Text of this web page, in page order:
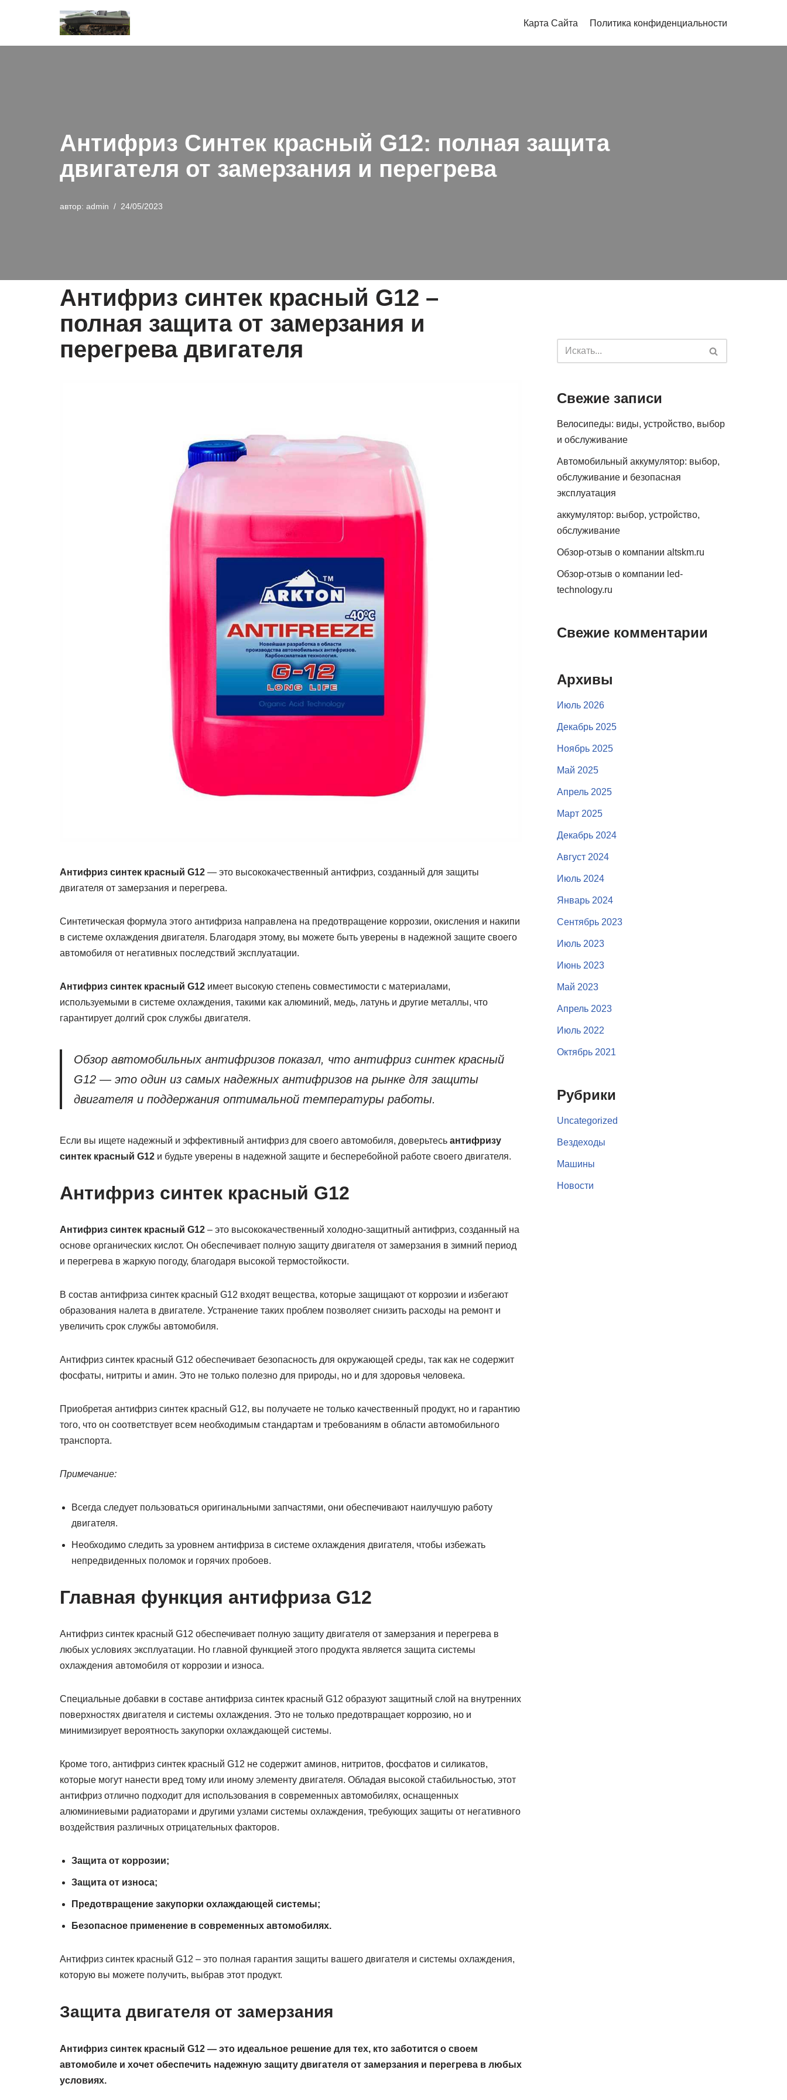
к
Карта Сайта Политика конфиденциальности
Антифриз Синтек красный G12: полная защита
двигателя от замерзания и перегрева
автор: admin 24/05/2023
Антифриз синтек красный G12 –
полная защита от замерзания и
перегрева двигателя
Антифриз синтек красный G12 — это высококачественный антифриз, созданный для защиты
двигателя от замерзания и перегрева.
Синтетическая формула этого антифриза направлена на предотвращение коррозии, окисления и накипи
в системе охлаждения двигателя. Благодаря этому, вы можете быть уверены в надежной защите своего
автомобиля от негативных последствий эксплуатации.
Антифриз синтек красный G12 имеет высокую степень совместимости с материалами,
используемыми в системе охлаждения, такими как алюминий, медь, латунь и другие металлы, что
гарантирует долгий срок службы двигателя.
Обзор автомобильных антифризов показал, что антифриз синтек красный
G12 — это один из самых надежных антифризов на рынке для защиты
двигателя и поддержания оптимальной температуры работы.
Если вы ищете надежный и эффективный антифриз для своего автомобиля, доверьтесь антифризу
синтек красный G12 и будьте уверены в надежной защите и бесперебойной работе своего двигателя.
Антифриз синтек красный G12
Антифриз синтек красный G12 – это высококачественный холодно-защитный антифриз, созданный на
основе органических кислот. Он обеспечивает полную защиту двигателя от замерзания в зимний период
и перегрева в жаркую погоду, благодаря высокой термостойкости.
В состав антифриза синтек красный G12 входят вещества, которые защищают от коррозии и избегают
образования налета в двигателе. Устранение таких проблем позволяет снизить расходы на ремонт и
увеличить срок службы автомобиля.
Антифриз синтек красный G12 обеспечивает безопасность для окружающей среды, так как не содержит
фосфаты, нитриты и амин. Это не только полезно для природы, но и для здоровья человека.
Приобретая антифриз синтек красный G12, вы получаете не только качественный продукт, но и гарантию
того, что он соответствует всем необходимым стандартам и требованиям в области автомобильного
транспорта.
Примечание:
Всегда следует пользоваться оригинальными запчастями, они обеспечивают наилучшую работу
двигателя.
Необходимо следить за уровнем антифриза в системе охлаждения двигателя, чтобы избежать
непредвиденных поломок и горячих пробоев.
Главная функция антифриза G12
Антифриз синтек красный G12 обеспечивает полную защиту двигателя от замерзания и перегрева в
любых условиях эксплуатации. Но главной функцией этого продукта является защита системы
охлаждения автомобиля от коррозии и износа.
Специальные добавки в составе антифриза синтек красный G12 образуют защитный слой на внутренних
поверхностях двигателя и системы охлаждения. Это не только предотвращает коррозию, но и
минимизирует вероятность закупорки охлаждающей системы.
Кроме того, антифриз синтек красный G12 не содержит аминов, нитритов, фосфатов и силикатов,
которые могут нанести вред тому или иному элементу двигателя. Обладая высокой стабильностью, этот
антифриз отлично подходит для использования в современных автомобилях, оснащенных
алюминиевыми радиаторами и другими узлами системы охлаждения, требующих защиты от негативного
воздействия различных отрицательных факторов.
Защита от коррозии;
Защита от износа;
Предотвращение закупорки охлаждающей системы;
Безопасное применение в современных автомобилях.
Антифриз синтек красный G12 – это полная гарантия защиты вашего двигателя и системы охлаждения,
которую вы можете получить, выбрав этот продукт.
Защита двигателя от замерзания
Антифриз синтек красный G12 — это идеальное решение для тех, кто заботится о своем
автомобиле и хочет обеспечить надежную защиту двигателя от замерзания и перегрева в любых
условиях.
Свежие записи
Велосипеды: виды, устройство, выбор
и обслуживание
Автомобильный аккумулятор: выбор,
обслуживание и безопасная
эксплуатация
аккумулятор: выбор, устройство,
обслуживание
Обзор-отзыв о компании altskm.ru
Обзор-отзыв о компании led-
technology.ru
Свежие комментарии
Архивы
Июль 2026
Декабрь 2025
Ноябрь 2025
Май 2025
Апрель 2025
Март 2025
Декабрь 2024
Август 2024
Июль 2024
Январь 2024
Сентябрь 2023
Июль 2023
Июнь 2023
Май 2023
Апрель 2023
Июль 2022
Октябрь 2021
Рубрики
Uncategorized
Вездеходы
Машины
Новости